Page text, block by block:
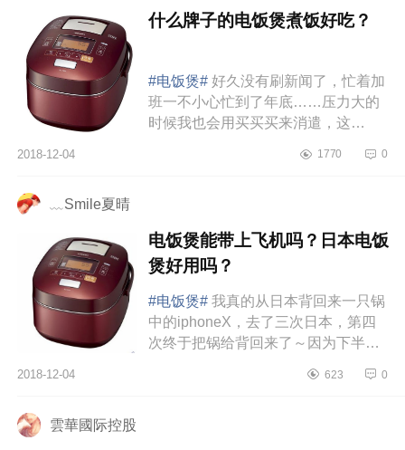
什么牌子的电饭煲煮饭好吃？
#电饭煲# 好久没有刷新闻了，忙着加
班一不小心忙到了年底……压力大的
时候我也会用买买买来消遣，这
牌电饭煲不是不好，也是托人从日...
2018-12-04 1770 0
﹏Smile夏晴
电饭煲能带上飞机吗？日本电饭
煲好用吗？
#电饭煲# 我真的从日本背回来一只锅
中的iphoneX，去了三次日本，第四
次终于把锅给背回来了～因为下半年
什么好东西、该买的都买了，之前
2018-12-04 623 0
雲華國际控股